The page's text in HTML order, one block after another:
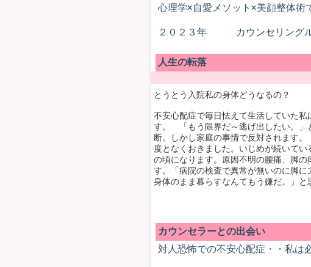
心理学×自愛メソット×美顔整体術
２０２３年 カウンセリングル
人生の転落
とうとう入院私の身体どうなるの？
不安心配症で毎日怯えて生活していた
す。 「もう限界だ～逃げ出したい。」
断。しかし家庭の事情で反対されます
度となくおきました。いじめが続いて
の頃になります。原因不明の腰痛、脚
す。「病院の検査で異常が無いのに脚
身体のまま暮らすなんてもう嫌だ。」と
カウンセラーとの出会い
対人恐怖での不安心配症・・私は